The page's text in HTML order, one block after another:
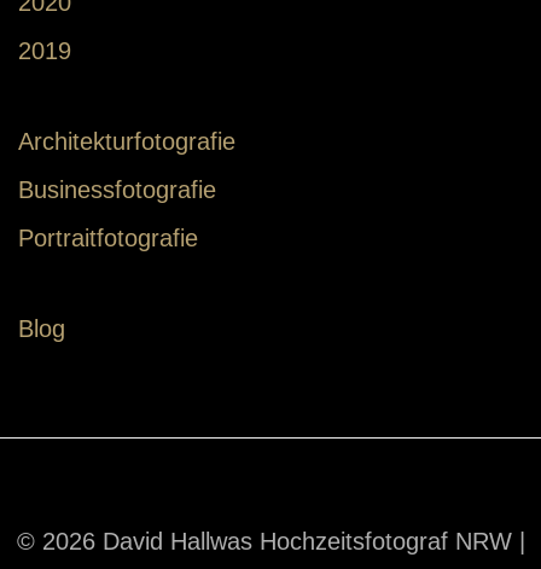
2019
Architekturfotografie
Businessfotografie
Portraitfotografie
Blog
© 2026 David Hallwas Hochzeitsfotograf NRW |